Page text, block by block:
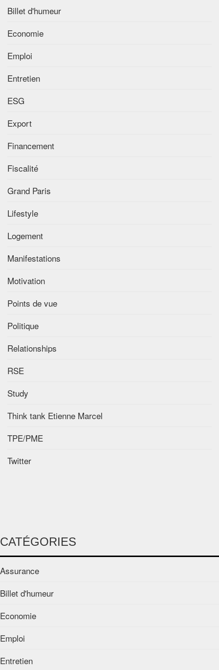
Billet d'humeur
Economie
Emploi
Entretien
ESG
Export
Financement
Fiscalité
Grand Paris
Lifestyle
Logement
Manifestations
Motivation
Points de vue
Politique
Relationships
RSE
Study
Think tank Etienne Marcel
TPE/PME
Twitter
CATÉGORIES
Assurance
Billet d'humeur
Economie
Emploi
Entretien